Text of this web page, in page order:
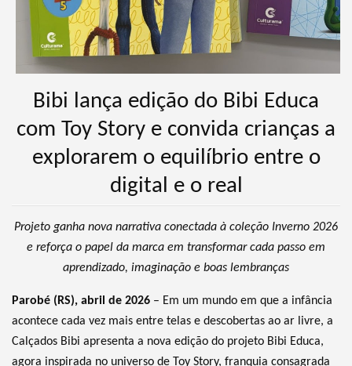
Bibi lança edição do Bibi Educa
com Toy Story e convida crianças a
explorarem o equilíbrio entre o
digital e o real
Projeto ganha nova narrativa conectada à coleção Inverno 2026
e reforça o papel da marca em transformar cada passo em
aprendizado, imaginação e boas lembranças
Parobé (RS), abril de 2026– Em um mundo em que a infância
acontece cada vez mais entre telas e descobertas ao ar livre, a
Calçados Bibi apresenta a nova edição do projeto Bibi Educa,
agora inspirada no universo de Toy Story, franquia consagrada